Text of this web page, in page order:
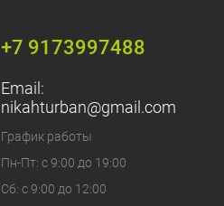
+7 9173997488
Email:
nikahturban@gmail.com
График работы
Пн-Пт: с 9:00 до 19:00
Сб: с 9:00 до 12:00